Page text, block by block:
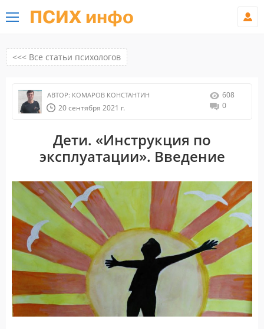
ПСИХ инфо
<<< Все статьи психологов
АВТОР: КОМАРОВ КОНСТАНТИН
20 сентября 2021 г.
608
0
Дети. «Инструкция по
эксплуатации». Введение